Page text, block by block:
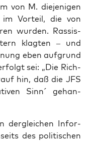
von M. die­je­ni­gen
im Vor­teil, die von
wur­den. Ras­sis­
klag­ten – und
eben auf­grund
sei: „Die Rich­
hin, daß die JFS
Sinn´ gehan­
der­glei­chen Infor­
des poli­ti­schen